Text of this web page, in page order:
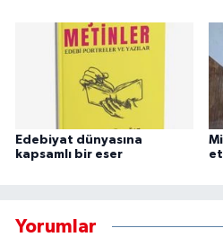
Edebiyat dünyasına
kapsamlı bir eser
Yorumlar